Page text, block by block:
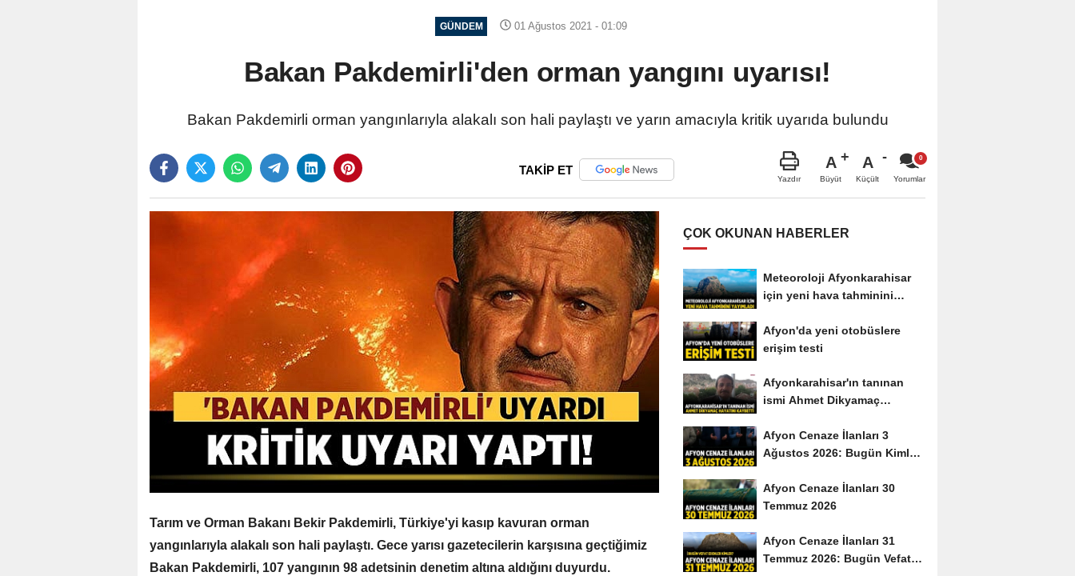
GÜNDEM 01 Ağustos 2021 - 01:09
Bakan Pakdemirli'den orman yangını uyarısı!
Bakan Pakdemirli orman yangınlarıyla alakalı son hali paylaştı ve yarın amacıyla kritik uyarıda bulundu
TAKİP ET
Yazdır
A
Büyüt
A
Küçült Yorumlar
Tarım ve Orman Bakanı Bekir Pakdemirli, Türkiye'yi kasıp kavuran orman
yangınlarıyla alakalı son hali paylaştı. Gece yarısı gazetecilerin karşısına geçtiğimiz
Bakan Pakdemirli, 107 yangının 98 adetsinin denetim altına aldığını duyurdu.
ÇOK OKUNAN HABERLER
Meteoroloji Afyonkarahisar
için yeni hava tahminini
Afyon'da yeni otobüslere
erişim testi
Afyonkarahisar'ın tanınan
ismi Ahmet Dikyamaç
Afyon Cenaze İlanları 3
Ağustos 2026: Bugün Kimler
Afyon Cenaze İlanları 30
Temmuz 2026
Afyon Cenaze İlanları 31
Temmuz 2026: Bugün Vefat